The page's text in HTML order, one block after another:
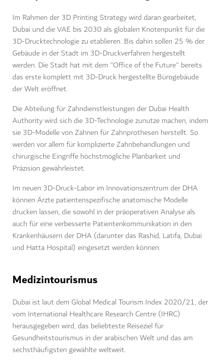
Im Rahmen der 3D Printing Strategy wird daran gearbeitet,
Dubai und die VAE bis 2030 als globalen Knotenpunkt für die
3D-Drucktechnologie zu etablieren. Bis dahin sollen 25 % der
Gebäude in der Stadt im 3D-Druckverfahren hergestellt
werden. Die Stadt hat mit dem "Office of the Future" bereits
das erste komplett mit 3D-Druck hergestellte Bürogebäude
der Welt eröffnet.
Die Abteilung für Zahndienstleistungen der Dubai Health
Authority wird sich die 3D-Technologie zunutze machen, indem
sie 3D-Modelle von Zähnen für Zahnprothesen herstellt. So
werden vor allem für komplizierte Zahnbehandlungen und
chirurgische Eingriffe höchstmögliche Planbarkeit und
Präzision gewährleistet.
Im neuen 3D-Druck-Labor im Innovationszentrum der DHA
können Ärzte patientenspezifische anatomische Modelle
drucken lassen, die sowohl in der präoperativen Analyse als
auch für eine verbesserte Patientenkommunikation in den
Krankenhäusern der DHA (darunter das Rashid, Latifa, Dubai
und Hatta Hospital) eingesetzt werden können.
Medizintourismus
Dubai ist laut dem Global Medical Tourism Index 2020/21, der
vom International Healthcare Research Centre (IHRC)
herausgegeben wird, das beliebteste Reiseziel für
Gesundheitstourismus in der arabischen Welt und das am
sechsthäufigsten gewählte weltweit.